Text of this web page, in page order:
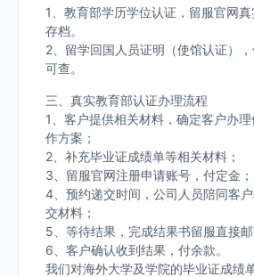
1、教育部学历学位认证，留服官网
存档。
2、留学回国人员证明（使馆认证）
可查。
三、真实教育部认证办理流程
1、客户提供相关材料，确定客户办
作方案；
2、补充毕业证成绩单等相关材料；
3、留服官网注册申请账号，付定金；
4、预约递交时间，公司人员陪同客
交材料；
5、等待结果，完成结果书留服直接
6、客户确认收到结果，付余款。
我们对海外大学及学院的毕业证成绩